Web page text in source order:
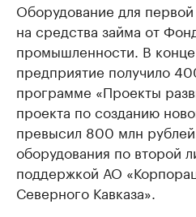
Оборудование для
на средства займа от
промышленности. В
предприятие получило
программе «Проекты
проекта по созданию
превысил 800 млн
оборудования по второй
поддержкой АО
Северного Кавказа».